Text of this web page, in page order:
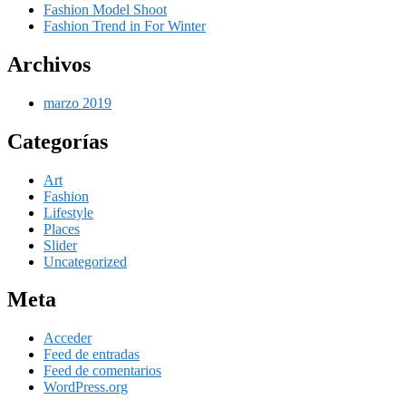
Fashion Model Shoot
Fashion Trend in For Winter
Archivos
marzo 2019
Categorías
Art
Fashion
Lifestyle
Places
Slider
Uncategorized
Meta
Acceder
Feed de entradas
Feed de comentarios
WordPress.org